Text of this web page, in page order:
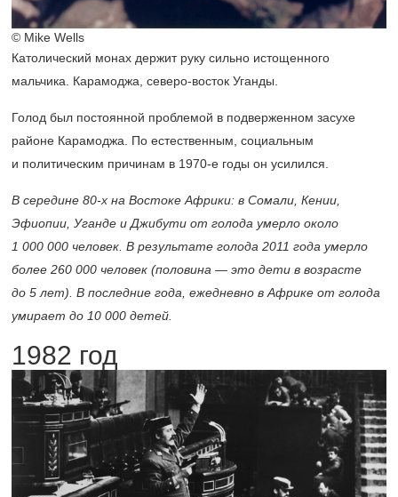
© Mike Wells
Католический монах держит руку сильно истощенного
мальчика. Карамоджа, северо-восток Уганды.
Голод был постоянной проблемой в подверженном засухе
районе Карамоджа. По естественным, социальным
и политическим причинам в 1970-е годы он усилился.
В середине 80-х на Востоке Африки: в Сомали, Кении,
Эфиопии, Уганде и Джибути от голода умерло около
1 000 000 человек. В результате голода 2011 года умерло
более 260 000 человек (половина — это дети в возрасте
до 5 лет). В последние года, ежедневно в Африке от голода
умирает до 10 000 детей.
1982 год